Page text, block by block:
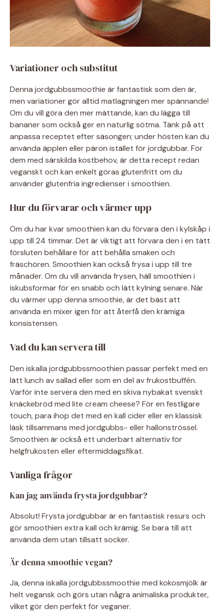
Variationer och substitut
Denna jordgubbssmoothie är fantastisk som den är,
men variationer gör alltid matlagningen mer spännande!
Om du vill göra den mer mättande, kan du lägga till
bananer som också ger en naturlig sötma. Tänk på att
anpassa receptet efter säsongen; under hösten kan du
använda äpplen eller päron istället för jordgubbar. För
dem med särskilda kostbehov, är detta recept redan
veganskt och kan enkelt göras glutenfritt om du
använder glutenfria ingredienser i smoothien.
Hur du förvarar och värmer upp
Om du har kvar smoothien kan du förvara den i kylskåp i
upp till 24 timmar. Det är viktigt att förvara den i en tätt
försluten behållare för att behålla smaken och
fräschören. Smoothien kan också frysa i upp till tre
månader. Om du vill använda frysen, häll smoothien i
iskubsformar för en snabb och lätt kylning senare. När
du värmer upp denna smoothie, är det bäst att
använda en mixer igen för att återfå den krämiga
konsistensen.
Vad du kan servera till
Den iskalla jordgubbssmoothien passar perfekt med en
lätt lunch av sallad eller som en del av frukostbuffén.
Varför inte servera den med en skiva nybakat svenskt
knäckebröd med lite cream cheese? För en festligare
touch, para ihop det med en kall cider eller en klassisk
läsk tillsammans med jordgubbs- eller hallonströssel.
Smoothien är också ett underbart alternativ för
helgfrukosten eller eftermiddagsfikat.
Vanliga frågor
Kan jag använda frysta jordgubbar?
Absolut! Frysta jordgubbar är en fantastisk resurs och
gör smoothien extra kall och krämig. Se bara till att
använda dem utan tillsatt socker.
Är denna smoothie vegan?
Ja, denna iskalla jordgubbssmoothie med kokosmjölk är
helt vegansk och görs utan några animaliska produkter,
vilket gör den perfekt för veganer.